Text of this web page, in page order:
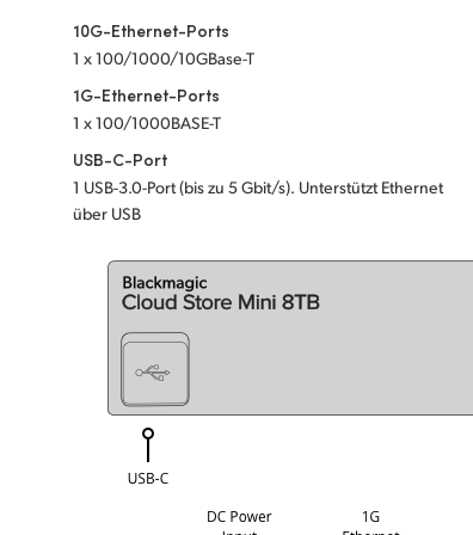
10G-Ethernet-Ports
1 x 100/1000/10GBase-T
1G-Ethernet-Ports
1 x 100/1000BASE-T
USB-C-Port
1 USB-3.0-Port (bis zu 5 Gbit/s). Unterstützt Ethernet
über USB